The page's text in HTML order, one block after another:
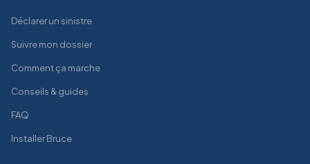
Déclarer un sinistre
Suivre mon dossier
Comment ça marche
Conseils & guides
FAQ
Installer Bruce